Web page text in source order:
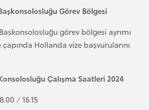
Görev Bölgesi
görev bölgesi ayrımı
çapında Hollanda vize başvurularını
Çalışma Saatleri 2024
/ 16.15